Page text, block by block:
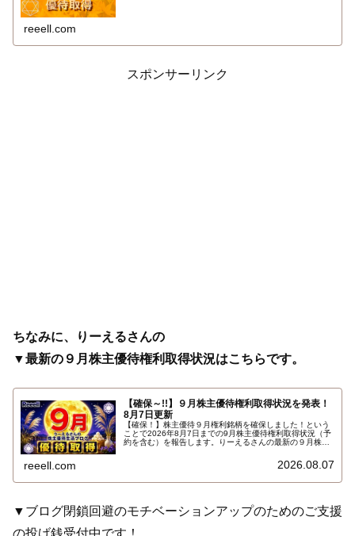
reeell.com
スポンサーリンク
ちなみに、りーえるさんの
▼最新の９月株主優待権利取得状況はこちらです。
【確保～!!】９月株主優待権利取得状況を発表！
8月7日更新
【確保！】株主優待９月権利銘柄を確保しました！という
ことで2026年8月7日までの9月株主優待権利取得状況（予
約を含む）を報告します。りーえるさんの最新の９月株主
reeell.com 2026.08.07
▼ブログ閉鎖回避のモチベーションアップのためのご支援
の投げ銭受付中です！